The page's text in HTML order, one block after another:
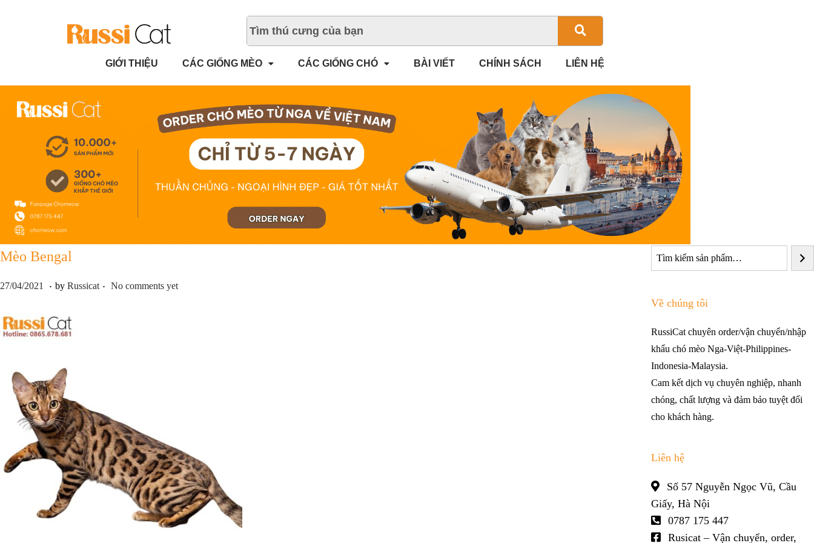
GIỚI THIỆU CÁC GIỐNG MÈO CÁC GIỐNG CHÓ BÀI VIẾT CHÍNH SÁCH LIÊN HỆ
Mèo Bengal
P
s
27/04/2021
2
/
0
2
0
2
1
. by Russicat . No comments yet
Về chúng tôi
RussiCat chuyên order/vận chuyển/nhập
khẩu chó mèo Nga-Việt-Philippines-
Indonesia-Malaysia.
Cam kết dịch vụ chuyên nghiệp, nhanh
chóng, chất lượng và đảm bảo tuyệt đối
cho khách hàng.
Liên hệ
Số 57 Nguyễn Ngọc Vũ, Cầu
Giấy, Hà Nội
0787 175 447
Rusicat – Vận chuyển, order,